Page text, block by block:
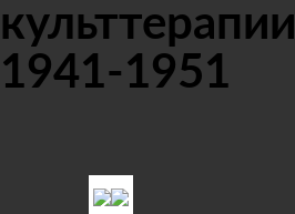
культтерапии
1941-1951